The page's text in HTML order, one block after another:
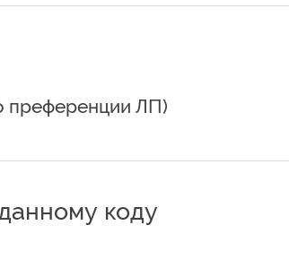
преференции ЛП)
коду